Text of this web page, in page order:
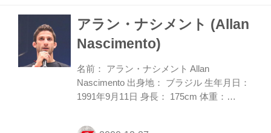
トは56.7kg契約で行われることがアナウン
シメントは、昨年末元谷と対戦したフェリ
ペ・エフラインと同門のシュートボクセに
所属し、フジマール会長によるとエフライ
ンを上回る実力の持ち主とのこと。勝利の
アラン・ナシメント (Allan
Nascimento)
名前： アラン・ナシメント Allan
Nascimento 出身地： ブラジル 生年月日：
1991年9月11日 身長： 175cm 体重：
主戦場： XFCI Twitter： @allanpuroosso 10